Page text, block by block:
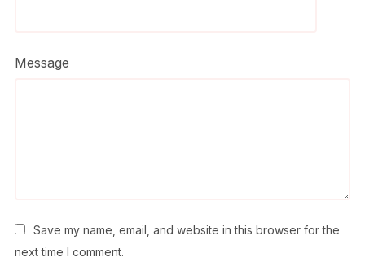
Message
Save my name, email, and website in this browser for the
next time I comment.